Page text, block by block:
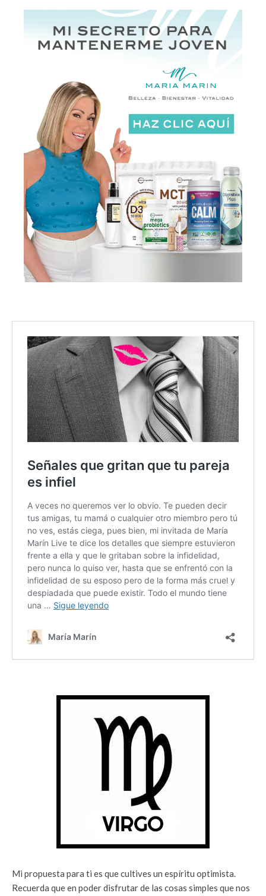
Mi propuesta para ti es que cultives un espíritu optimista.
Recuerda que en poder disfrutar de las cosas simples que nos